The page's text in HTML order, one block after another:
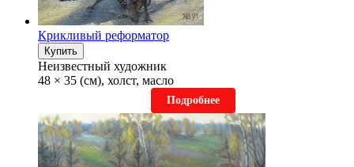
Крикливый реформатор
Купить
Неизвестный художник
48 × 35 (см), холст, масло
Подробнее